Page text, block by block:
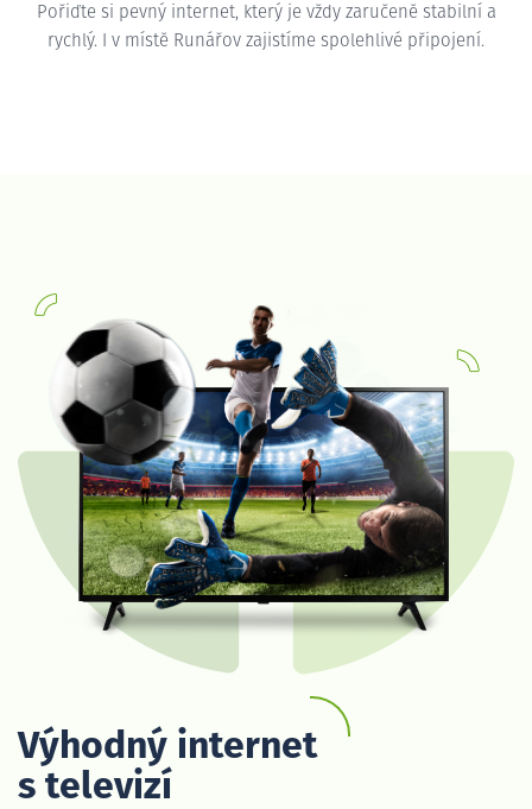
Pořiďte si pevný internet, který je vždy zaručeně stabilní a
rychlý. I v místě Runářov zajistíme spolehlivé připojení.
Výhodný internet
s televizí